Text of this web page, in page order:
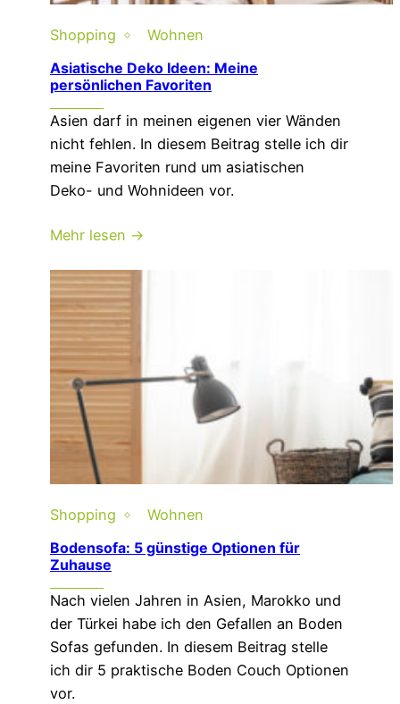
Shopping Wohnen
Asiatische Deko Ideen: Meine
persönlichen Favoriten
Asien darf in meinen eigenen vier Wänden
nicht fehlen. In diesem Beitrag stelle ich dir
meine Favoriten rund um asiatischen
Deko- und Wohnideen vor.
Mehr lesen →
Shopping Wohnen
Bodensofa: 5 günstige Optionen für
Zuhause
Nach vielen Jahren in Asien, Marokko und
der Türkei habe ich den Gefallen an Boden
Sofas gefunden. In diesem Beitrag stelle
ich dir 5 praktische Boden Couch Optionen
vor.